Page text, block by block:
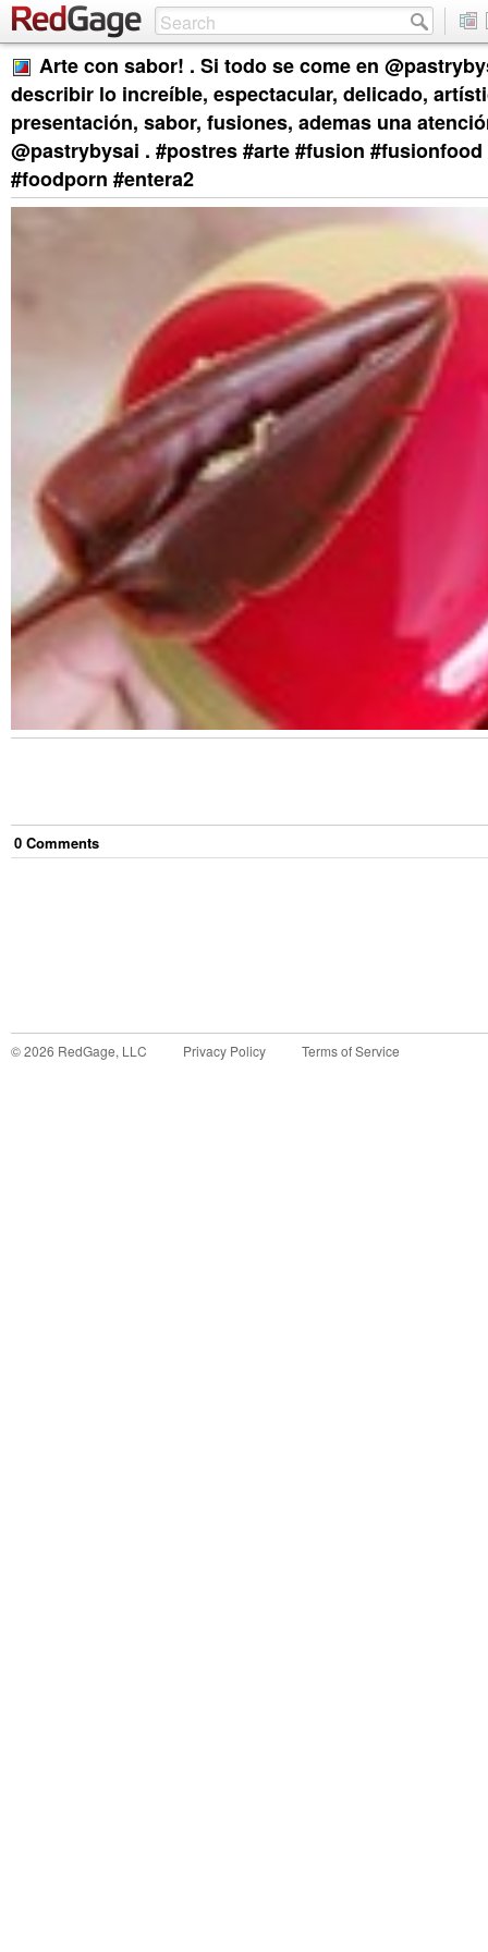
Arte con sabor! . Si todo se come en
describir lo increíble, espectacular, delicado,
presentación, sabor, fusiones, ademas una
@pastrybysai . #postres #arte #fusion #fusionfood
#foodporn #entera2
0 Comments
©2026 RedGage, LLC Privacy Policy Terms of Service